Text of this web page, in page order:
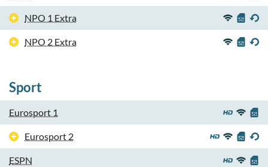
NPO 1 Extra
NPO 2 Extra
Sport
Eurosport 1
Eurosport 2
ESPN